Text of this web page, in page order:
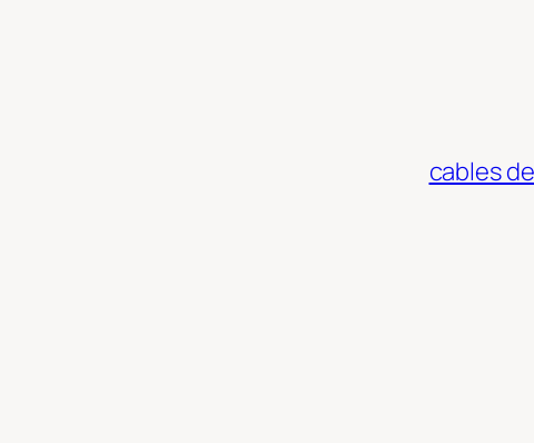
cables